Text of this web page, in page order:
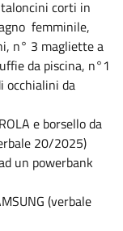
corti in
femminile,
n° 3 magliette a
da piscina, n°1
occhialini da
e borsello da
20/2025)
un powerbank
(verbale